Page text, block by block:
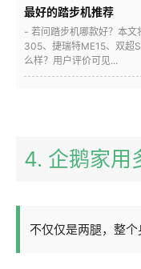
最好的踏步机推荐
- 若问踏步机哪款好？本
305、捷瑞特ME15、双超
么样？用户评价可见...
4. 企鹅家用
不仅仅是两腿，整